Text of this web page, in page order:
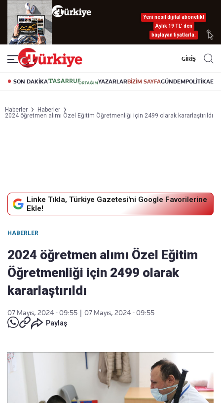
Yeni nesil dijital abonelik!
Aylık 19 TL’ den
başlayan fiyatlarla.
GİRİŞ
SON DAKİKA YAZARLARBİZİM SAYFAGÜNDEMPOLİTİKA
Haberler
Haberler
2024 öğretmen alımı Özel Eğitim Öğretmenliği için 2499 olarak kararlaştırıldı
Linke Tıkla, Türkiye Gazetesi'ni Google Favorilerine
Ekle!
HABERLER
2024 öğretmen alımı Özel Eğitim
Öğretmenliği için 2499 olarak
kararlaştırıldı
07 Mayıs, 2024 - 09:55
07 Mayıs, 2024 - 09:55
Paylaş